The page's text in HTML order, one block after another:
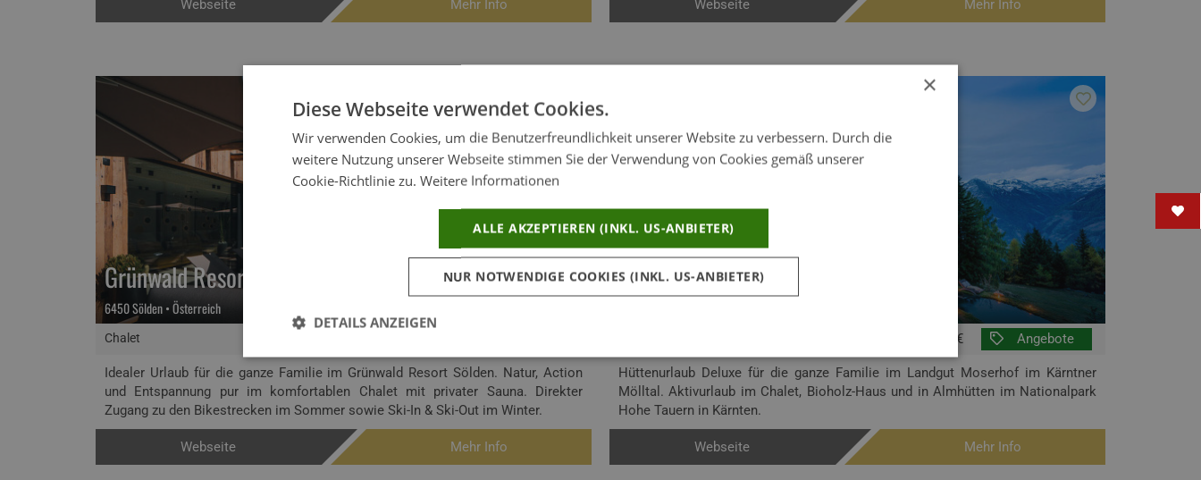
Webseite Mehr Info Webseite Mehr Info
Chalet
Grünwald Resort Sölden
6450 Sölden • Österreich
Idealer Urlaub für die ganze Familie im Grünwald Resort Sölden. Natur, Action
und Entspannung pur im komfortablen Chalet mit privater Sauna. Direkter
Zugang zu den Bikestrecken im Sommer sowie Ski-In & Ski-Out im Winter.
Webseite Mehr Info
Landgut Moserhof
€€ Angebote
Hüttenurlaub Deluxe für die ganze Familie im Landgut Moserhof im Kärntner
Mölltal. Aktivurlaub im Chalet, Bioholz-Haus und in Almhütten im Nationalpark
Hohe Tauern in Kärnten.
Webseite Mehr Info
×
Diese Webseite verwendet Cookies.
Wir verwenden Cookies, um die Benutzerfreundlichkeit unserer Website zu verbessern. Durch die
weitere Nutzung unserer Webseite stimmen Sie der Verwendung von Cookies gemäß unserer
Cookie-Richtlinie zu. Weitere Informationen
ALLE AKZEPTIEREN (INKL. US-ANBIETER)
NUR NOTWENDIGE COOKIES (INKL. US-ANBIETER)
DETAILS ANZEIGEN